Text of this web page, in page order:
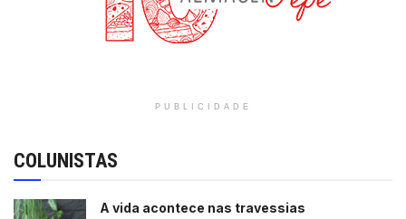
PUBLICIDADE
COLUNISTAS
A vida acontece nas travessias